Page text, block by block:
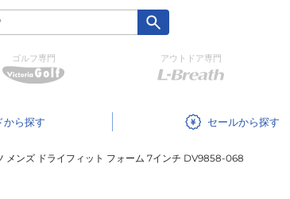
ゴルフ専門 アウトドア専門
セール
メンズ ドライフィット フォーム 7インチ DV9858-068